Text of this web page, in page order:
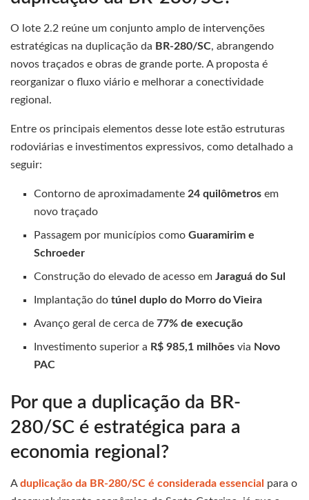
O lote 2.2 reúne um conjunto amplo de intervenções
estratégicas na duplicação da BR-280/SC, abrangendo
novos traçados e obras de grande porte. A proposta é
reorganizar o fluxo viário e melhorar a conectividade
regional.
Entre os principais elementos desse lote estão estruturas
rodoviárias e investimentos expressivos, como detalhado a
seguir:
Contorno de aproximadamente24 quilômetros em
novo traçado
Passagem por municípios comoGuaramirim e
Schroeder
Construção do elevado de acesso emJaraguá do Sul
Implantação dotúnel duplo do Morro do Vieira
Avanço geral de cerca de77% de execução
Investimento superior a R$ 985,1 milhões via Novo
PAC
Por que a duplicação da BR-
280/SC é estratégica para a
economia regional?
Aduplicação da BR-280/SC é considerada essencial para o